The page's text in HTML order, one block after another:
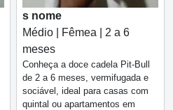
s nome
Médio | Fêmea | 2 a 6
meses
Conheça a doce cadela Pit-Bull
de 2 a 6 meses, vermifugada e
sociável, ideal para casas com
quintal ou apartamentos em